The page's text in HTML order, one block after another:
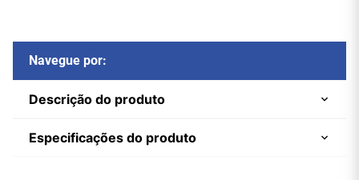
Navegue por:
Descrição do produto
Especificações do produto